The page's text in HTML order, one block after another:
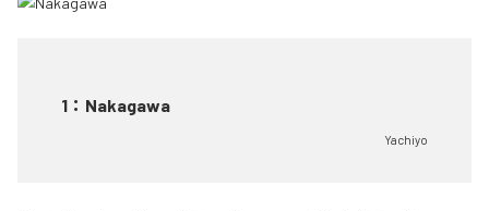
1 ： Nakagawa
Yachiyo